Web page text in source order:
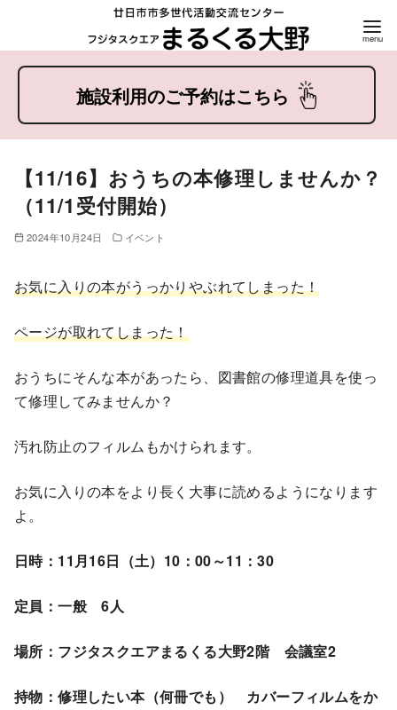
ン
【11/16】おうちの本修理しませんか？
（11/1受付開始）
2024年10月24日 イベント
お気に入りの本がうっかりやぶれてしまった！
ページが取れてしまった！
おうちにそんな本があったら、図書館の修理道具を使っ
て修理してみませんか？
汚れ防止のフィルムもかけられます。
お気に入りの本をより長く大事に読めるようになります
よ。
日時：11月16日（土）10：00～11：30
定員：一般 6人
場所：フジタスクエアまるくる大野2階 会議室2
持物：修理したい本（何冊でも） カバーフィルムをか